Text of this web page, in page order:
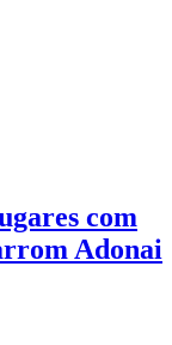
com
Adonai